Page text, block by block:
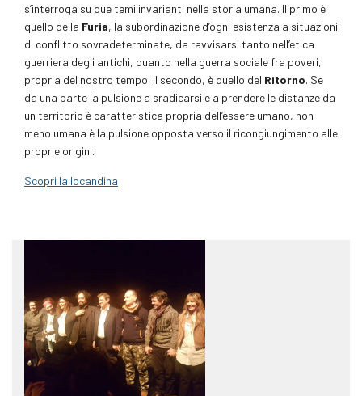
s’interroga su due temi invarianti nella storia umana. Il primo è
quello della Furia, la subordinazione d’ogni esistenza a situazioni
di conflitto sovradeterminate, da ravvisarsi tanto nell’etica
guerriera degli antichi, quanto nella guerra sociale fra poveri,
propria del nostro tempo. Il secondo, è quello del Ritorno. Se
da una parte la pulsione a sradicarsi e a prendere le distanze da
un territorio è caratteristica propria dell’essere umano, non
meno umana è la pulsione opposta verso il ricongiungimento alle
proprie origini.
Scopri la locandina